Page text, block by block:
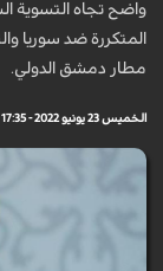
واضح تجاه التسوية
المتكررة ضد سوريا
مطار دمشق الدولي.
الخميس 23 يونيو 2022 - 17:35 بتوقيت مكة